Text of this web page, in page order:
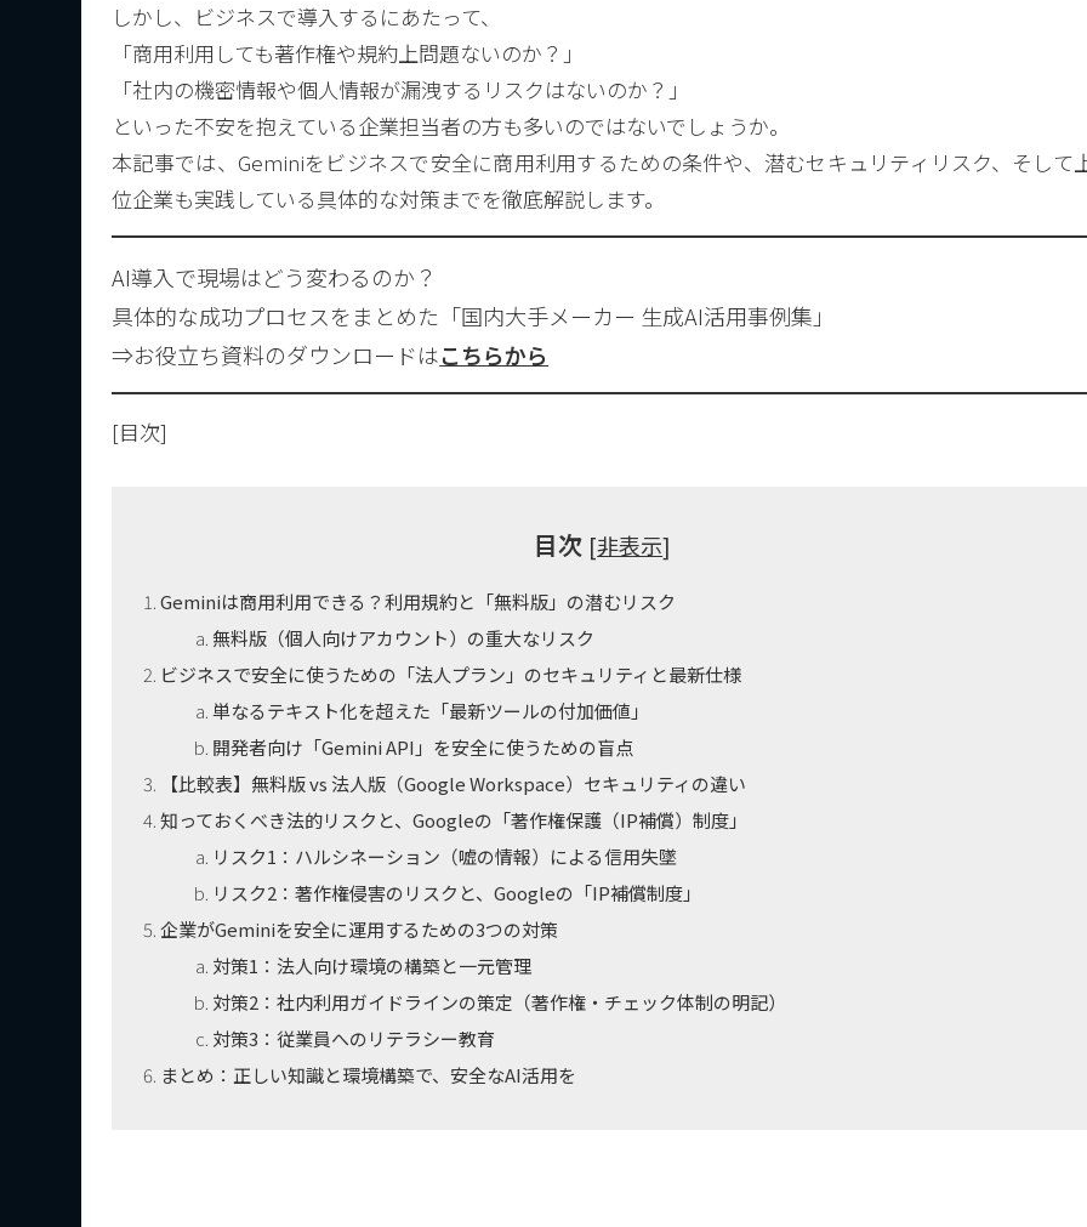
しかし、ビジネスで導入するにあたって、
「商用利用しても著作権や規約上問題ないのか？」
「社内の機密情報や個人情報が漏洩するリスクはないのか？」
といった不安を抱えている企業担当者の方も多いのではないでしょうか。
本記事では、Geminiをビジネスで安全に商用利用するための条件や、潜むセキュリティリスク、そして
位企業も実践している具体的な対策までを徹底解説します。
AI導入で現場はどう変わるのか？
具体的な成功プロセスをまとめた「国内大手メーカー 生成AI活用事例集」
⇒お役立ち資料のダウンロードはこちらから
[目次]
目次 [非表示]
Geminiは商用利用できる？利用規約と「無料版」の潜むリスク
無料版（個人向けアカウント）の重大なリスク
ビジネスで安全に使うための「法人プラン」のセキュリティと最新仕様
単なるテキスト化を超えた「最新ツールの付加価値」
開発者向け「Gemini API」を安全に使うための盲点
【比較表】無料版 vs 法人版（Google Workspace）セキュリティの違い
知っておくべき法的リスクと、Googleの「著作権保護（IP補償）制度」
リスク1：ハルシネーション（嘘の情報）による信用失墜
リスク2：著作権侵害のリスクと、Googleの「IP補償制度」
企業がGeminiを安全に運用するための3つの対策
対策1：法人向け環境の構築と一元管理
対策2：社内利用ガイドラインの策定（著作権・チェック体制の明記）
対策3：従業員へのリテラシー教育
まとめ：正しい知識と環境構築で、安全なAI活用を